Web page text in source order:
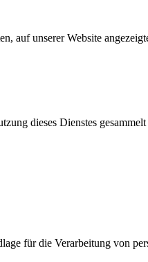
auf unserer Website
dieses Dienstes
für die Verarbeitung von